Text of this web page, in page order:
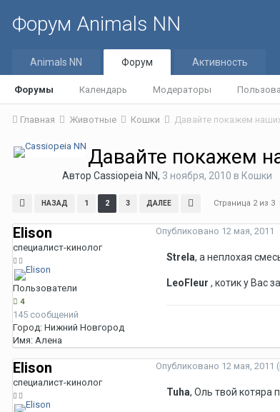
Форум Animals NN
Animals NN Форум
Форумы Календарь Модераторы
Активность
Главная Животные Кошки Давайте покажем
Давайте покажем
Автор Cassiopeia NN, 3 ноября, 2010 в Кошки
НАЗАД 1 2 3 ДАЛЕЕ Страница 2 из 3
Elison
специалист-кинолог
Пользователи
4
145 сообщений
Город: Нижний Новгород
Имя: Алена
Опубликовано 12 мая, 2011
Strela, а неплохая
LeoFleur , котик у Вас
Elison
специалист-кинолог
Опубликовано 12 мая, 2011
Tuha, Оль твой котяра